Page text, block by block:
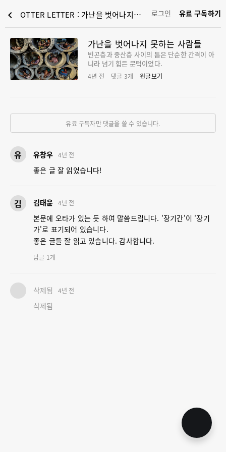
chevron_left OTTER LETTER : 가난을 벗어나지 못하는 사람들 로그인 유료 구독하기
가난을 벗어나지 못하는 사람들
빈곤층과 중산층 사이의 틈은 단순한 간격이 아
니라 넘기 힘든 문턱이었다.
4년 전 댓글 3개 원글보기
유료 구독자만 댓글을 쓸 수 있습니다.
유 유창우 4년 전
좋은 글 잘 읽었습니다!
김 김태윤 4년 전
본문에 오타가 있는 듯 하여 말씀드립니다. '장기간'이 '장기
가'로 표기되어 있습니다.
좋은 글들 잘 읽고 있습니다. 감사합니다.
답글 1개
삭제됨 4년 전
삭제됨